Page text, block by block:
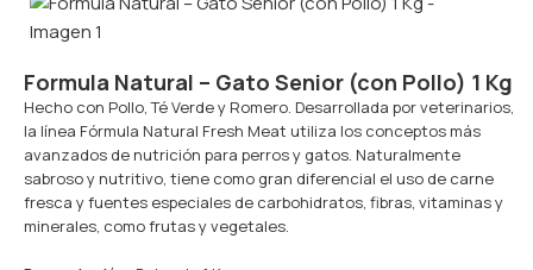
Formula Natural – Gato Senior (con Pollo) 1 Kg
Hecho con Pollo, Té Verde y Romero. Desarrollada por veterinarios,
la línea Fórmula Natural Fresh Meat utiliza los conceptos más
avanzados de nutrición para perros y gatos. Naturalmente
sabroso y nutritivo, tiene como gran diferencial el uso de carne
fresca y fuentes especiales de carbohidratos, fibras, vitaminas y
minerales, como frutas y vegetales.